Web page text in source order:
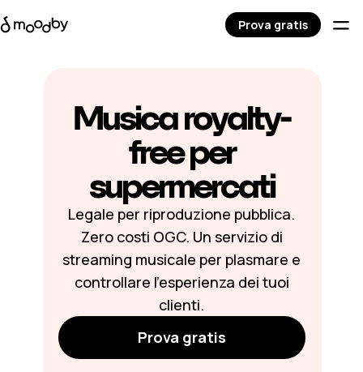
Musica royalty-
free per
supermercati
Legale per riproduzione pubblica.
Zero costi OGC. Un servizio di
streaming musicale per plasmare e
controllare l’esperienza dei tuoi
clienti.
Prova gratis
Prova gratis